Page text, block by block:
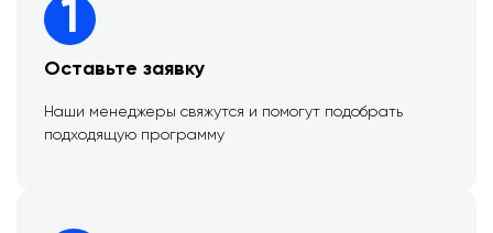
1
Оставьте заявку
Наши менеджеры свяжутся и помогут подобрать
подходящую программу